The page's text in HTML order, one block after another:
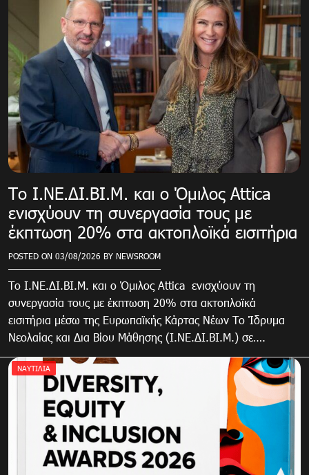
Το Ι.ΝΕ.ΔΙ.ΒΙ.Μ. και o Όμιλος Attica
ενισχύουν τη συνεργασία τους με
έκπτωση 20% στα ακτοπλοϊκά εισιτήρια
POSTED ON 03/08/2026 BY NEWSROOM
Το Ι.ΝΕ.ΔΙ.ΒΙ.Μ. και o Όμιλος Attica ενισχύουν τη
συνεργασία τους με έκπτωση 20% στα ακτοπλοϊκά
εισιτήρια μέσω της Ευρωπαϊκής Κάρτας Νέων Το Ίδρυμα
Νεολαίας και Δια Βίου Μάθησης (Ι.ΝΕ.ΔΙ.ΒΙ.Μ.) σε….
ΝΑΥΤΙΛΙΑ